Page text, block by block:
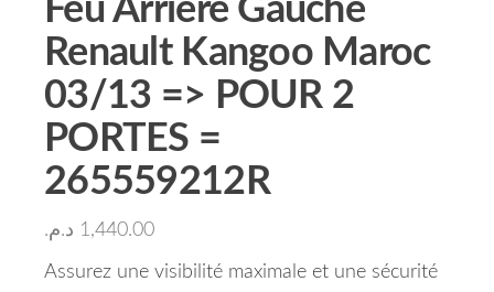
Feu Arriere Gauche
Renault Kangoo Maroc
03/13 => POUR 2
PORTES =
265559212R
1,440.00 د.م.
Assurez une visibilité maximale et une sécurité